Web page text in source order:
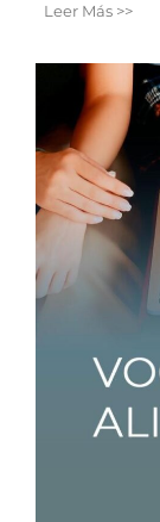
Leer Más >>